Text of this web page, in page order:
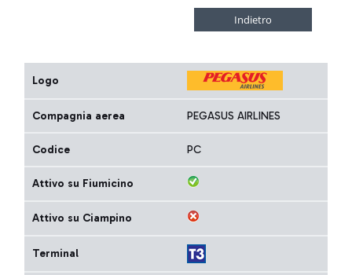
Logo
Compagnia aerea PEGASUS AIRLINES
Codice PC
Attivo su Fiumicino
Attivo su Ciampino
Terminal